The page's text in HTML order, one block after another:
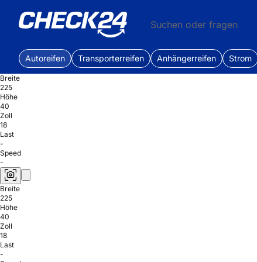
Suchen oder fragen
Autoreifen Transporterreifen Anhängerreifen Strom
Breite
225
Höhe
40
Zoll
18
Last
-
Speed
-
Breite
225
Höhe
40
Zoll
18
Last
-